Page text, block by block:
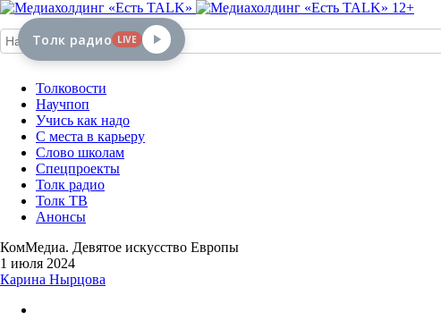
12+
Толковости
Научпоп
Учись как надо
С места в карьеру
Слово школам
Спецпроекты
Толк радио
Толк ТВ
Анонсы
КомМедиа. Девятое искусство Европы
1 июля 2024
Карина Нырцова
Толк радио LIVE